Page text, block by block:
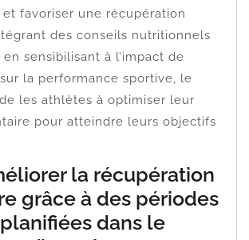
favoriser une récupération
des conseils nutritionnels
sensibilisant à l’impact de
la performance sportive, le
les athlètes à optimiser leur
pour atteindre leurs objectifs
la récupération
grâce à des périodes
dans le